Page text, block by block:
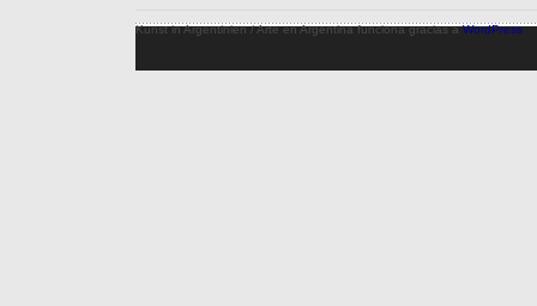
Kunst in Argentinien / Arte en Argentina funciona gracias aWordPress